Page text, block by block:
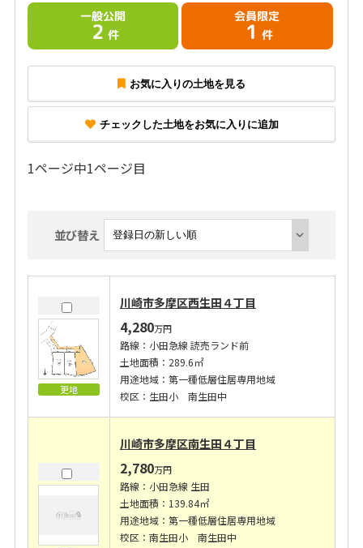
一般公開
2 件
会員限定
1 件
お気に入りの土地を見る
チェックした土地をお気に入りに追加
1ページ中1ページ目
並び替え
更地
川崎市多摩区西生田４丁目
4,280万円
路線：小田急線 読売ランド前
土地面積：289.6㎡
用途地域：第一種低層住居専用地域
校区：生田小 南生田中
川崎市多摩区南生田４丁目
2,780万円
路線：小田急線 生田
土地面積：139.84㎡
用途地域：第一種低層住居専用地域
校区：南生田小 南生田中